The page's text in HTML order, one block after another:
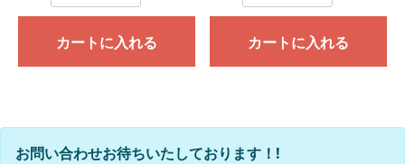
カートに入れる カートに入れる
お問い合わせお待ちいたしております！!